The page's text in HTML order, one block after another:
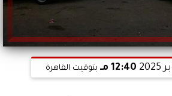
12:40 مـ بتوقيت القاهرة